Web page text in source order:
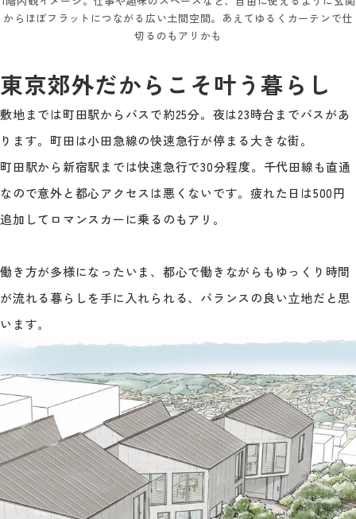
からほぼフラットにつながる広い土間空間。あえてゆるくカーテンで仕
切るのもアリかも
東京郊外だからこそ叶う暮らし
敷地までは町田駅からバスで約25分。夜は23時台までバスがあ
ります。町田は小田急線の快速急行が停まる大きな街。
町田駅から新宿駅までは快速急行で30分程度。千代田線も直通
なので意外と都心アクセスは悪くないです。疲れた日は500円
追加してロマンスカーに乗るのもアリ。
働き方が多様になったいま、都心で働きながらもゆっくり時間
が流れる暮らしを手に入れられる、バランスの良い立地だと思
います。